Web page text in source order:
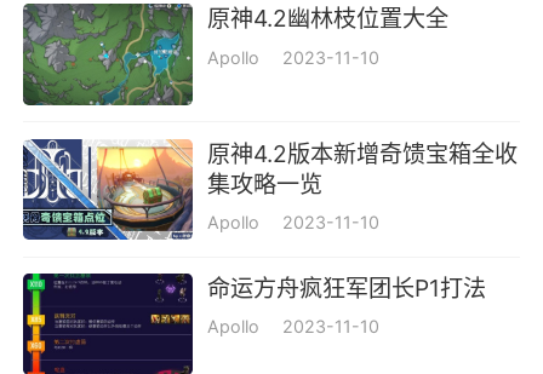
原神4.2幽林枝位置大全
Apollo 2023-11-10
原神4.2版本新增奇馈宝箱全收
集攻略一览
Apollo 2023-11-10
命运方舟疯狂军团长P1打法
Apollo 2023-11-10